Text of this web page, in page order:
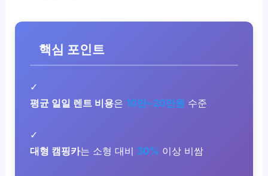
핵심 포인트
✓
평균 일일 렌트 비용은 10만~20만원 수준
✓
대형 캠핑카는 소형 대비 30% 이상 비쌈